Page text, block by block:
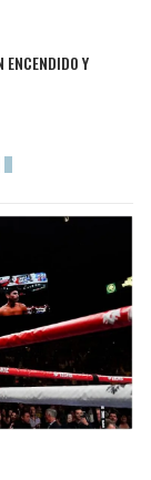
ENCENDIDO Y